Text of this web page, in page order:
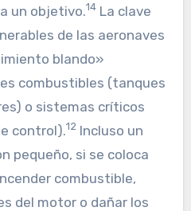
un objetivo.14La clave
de las aeronaves
blando»
combustibles (tanques
o sistemas críticos
control).12Incluso un
pequeño, si se coloca
combustible,
del motor o dañar los